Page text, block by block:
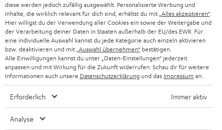
„… eine klare Kaufempfehlung.“
www.androidkosmos.de
07.05.2018
Mehr...
Zubehör
diese werden jedoch zufällig ausgewählt. Personalisierte Werbung und
Inhalte, die wirklich relevant für dich sind, erhältst du mit „Alles akzeptieren“.
Hier willigst du der Verwendung aller Cookies ein sowie der Weitergabe und
der Verarbeitung deiner Daten in Staaten außerhalb der EU/des EWR. Für
eine individuelle Auswahl kannst du jede Kategorie auch einzeln aktivieren
bzw. deaktivieren und mit „Auswahl übernehmen“ bestätigen.
Alle Einwilligungen kannst du unter „Daten-Einstellungen“ jederzeit
anpassen und mit Wirkung für die Zukunft widerrufen. Schau dir für weitere
Informationen auch unsere Datenschutzerklärung und das Impressum an.
Erforderlich Immer aktiv
Analyse